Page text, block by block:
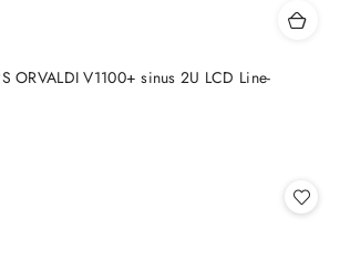
ORVALDI V1100+ sinus 2U LCD Line-